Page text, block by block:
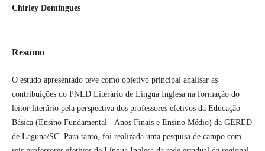
Chirley Domingues
Resumo
O estudo apresentado teve como objetivo principal analisar as
contribuições do PNLD Literário de Língua Inglesa na formação do
leitor literário pela perspectiva dos professores efetivos da Educação
Básica (Ensino Fundamental - Anos Finais e Ensino Médio) da GERED
de Laguna/SC. Para tanto, foi realizada uma pesquisa de campo com